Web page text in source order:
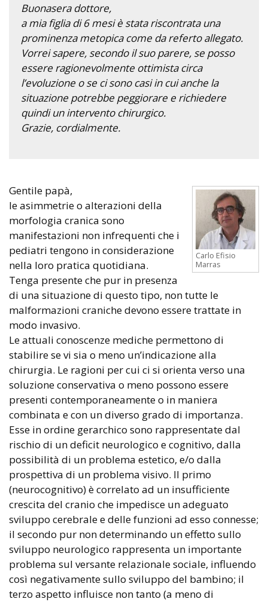
Buonasera dottore,
a mia figlia di 6 mesi è stata riscontrata una
prominenza metopica come da referto allegato.
Vorrei sapere, secondo il suo parere, se posso
essere ragionevolmente ottimista circa
l’evoluzione o se ci sono casi in cui anche la
situazione potrebbe peggiorare e richiedere
quindi un intervento chirurgico.
Grazie, cordialmente.
Carlo Efisio
Marras
Gentile papà,
le asimmetrie o alterazioni della
morfologia cranica sono
manifestazioni non infrequenti che i
pediatri tengono in considerazione
nella loro pratica quotidiana.
Tenga presente che pur in presenza
di una situazione di questo tipo, non tutte le
malformazioni craniche devono essere trattate in
modo invasivo.
Le attuali conoscenze mediche permettono di
stabilire se vi sia o meno un’indicazione alla
chirurgia. Le ragioni per cui ci si orienta verso una
soluzione conservativa o meno possono essere
presenti contemporaneamente o in maniera
combinata e con un diverso grado di importanza.
Esse in ordine gerarchico sono rappresentate dal
rischio di un deficit neurologico e cognitivo, dalla
possibilità di un problema estetico, e/o dalla
prospettiva di un problema visivo. Il primo
(neurocognitivo) è correlato ad un insufficiente
crescita del cranio che impedisce un adeguato
sviluppo cerebrale e delle funzioni ad esso connesse;
il secondo pur non determinando un effetto sullo
sviluppo neurologico rappresenta un importante
problema sul versante relazionale sociale, influendo
così negativamente sullo sviluppo del bambino; il
terzo aspetto influisce non tanto (a meno di